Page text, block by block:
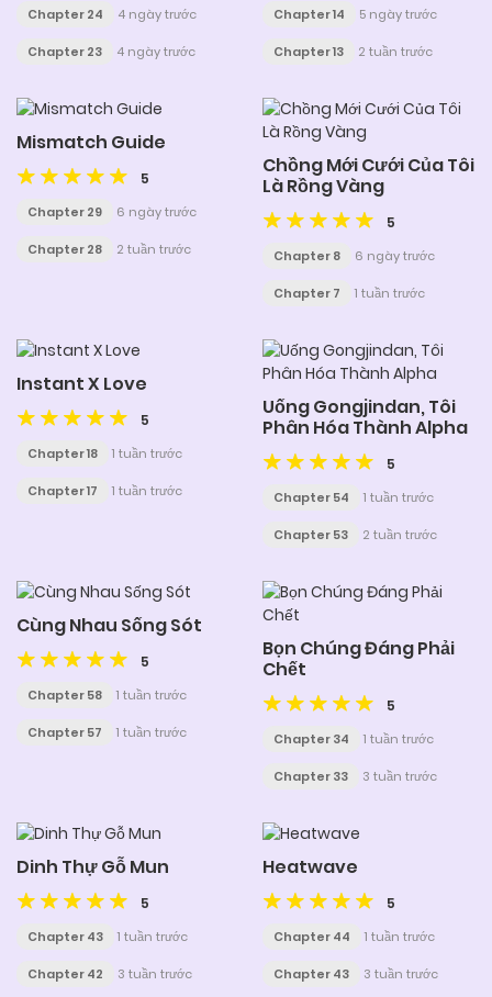
Chapter 24 4 ngày trước
Chapter 23 4 ngày trước
Chapter 14 5 ngày trước
Chapter 13 2 tuần trước
Mismatch Guide
5
Chapter 29 6 ngày trước
Chapter 28 2 tuần trước
Chồng Mới Cưới Của Tôi
Là Rồng Vàng
5
Chapter 8 6 ngày trước
Chapter 7 1 tuần trước
Instant X Love
5
Chapter 18 1 tuần trước
Chapter 17 1 tuần trước
Uống Gongjindan, Tôi
Phân Hóa Thành Alpha
5
Chapter 54 1 tuần trước
Chapter 53 2 tuần trước
Cùng Nhau Sống Sót
5
Chapter 58 1 tuần trước
Chapter 57 1 tuần trước
Bọn Chúng Đáng Phải
Chết
5
Chapter 34 1 tuần trước
Chapter 33 3 tuần trước
Dinh Thự Gỗ Mun
5
Chapter 43 1 tuần trước
Chapter 42 3 tuần trước
Heatwave
5
Chapter 44 1 tuần trước
Chapter 43 3 tuần trước